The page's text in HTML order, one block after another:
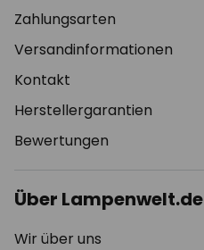
Zahlungsarten
Versandinformationen
Kontakt
Herstellergarantien
Bewertungen
Über Lampenwelt.de
Wir über uns